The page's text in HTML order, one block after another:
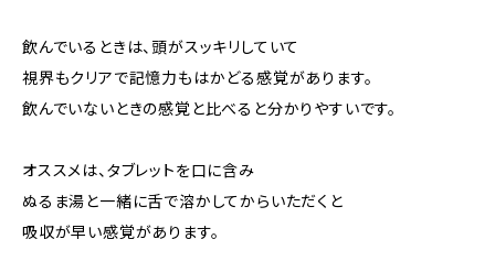
飲んでいるときは、頭がスッキリしていて
視界もクリアで記憶力もはかどる感覚があります。
飲んでいないときの感覚と比べると分かりやすいです。
オススメは、タブレットを口に含み
ぬるま湯と一緒に舌で溶かしてからいただくと
吸収が早い感覚があります。